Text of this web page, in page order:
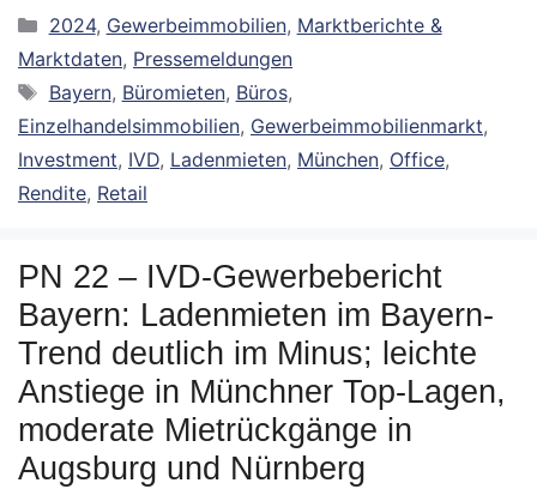
Kategorien
2024, Gewerbeimmobilien, Marktberichte &
Marktdaten, Pressemeldungen
Schlagwörter
Bayern, Büromieten, Büros,
Einzelhandelsimmobilien, Gewerbeimmobilienmarkt,
Investment, IVD, Ladenmieten, München, Office,
Rendite, Retail
PN 22 – IVD-Gewerbebericht
Bayern: Ladenmieten im Bayern-
Trend deutlich im Minus; leichte
Anstiege in Münchner Top-Lagen,
moderate Mietrückgänge in
Augsburg und Nürnberg